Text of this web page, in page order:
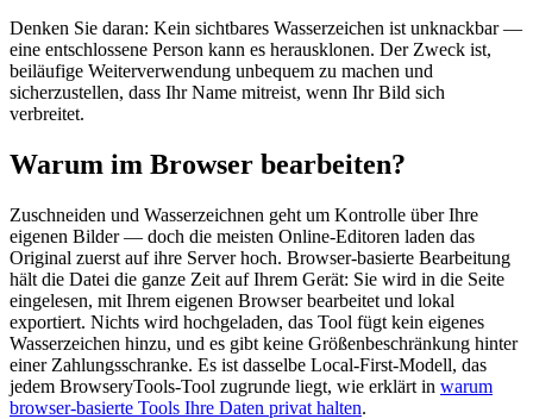
Denken Sie daran: Kein sichtbares Wasserzeichen ist unknackbar —
eine entschlossene Person kann es herausklonen. Der Zweck ist,
beiläufige Weiterverwendung unbequem zu machen und
sicherzustellen, dass Ihr Name mitreist, wenn Ihr Bild sich
verbreitet.
Warum im Browser bearbeiten?
Zuschneiden und Wasserzeichnen geht um Kontrolle über Ihre
eigenen Bilder — doch die meisten Online-Editoren laden das
Original zuerst auf ihre Server hoch. Browser-basierte Bearbeitung
hält die Datei die ganze Zeit auf Ihrem Gerät: Sie wird in die Seite
eingelesen, mit Ihrem eigenen Browser bearbeitet und lokal
exportiert. Nichts wird hochgeladen, das Tool fügt kein eigenes
Wasserzeichen hinzu, und es gibt keine Größenbeschränkung hinter
einer Zahlungsschranke. Es ist dasselbe Local-First-Modell, das
jedem BrowseryTools-Tool zugrunde liegt, wie erklärt in warum
browser-basierte Tools Ihre Daten privat halten.